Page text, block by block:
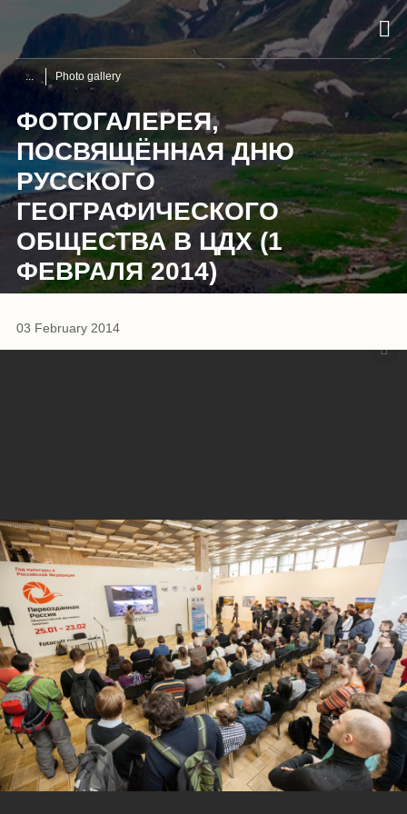
Photo gallery
ФОТОГАЛЕРЕЯ,
ПОСВЯЩЁННАЯ ДНЮ
РУССКОГО
ГЕОГРАФИЧЕСКОГО
ОБЩЕСТВА В ЦДХ (1
ФЕВРАЛЯ 2014)
03 February 2014